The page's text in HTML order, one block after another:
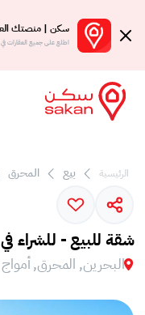
سكن | منصتك
اطلع على جميع العقارات في
الرئيسية بيع المحرق
شقة للبيع - للشراء
البحرين, المحرق, أمواج